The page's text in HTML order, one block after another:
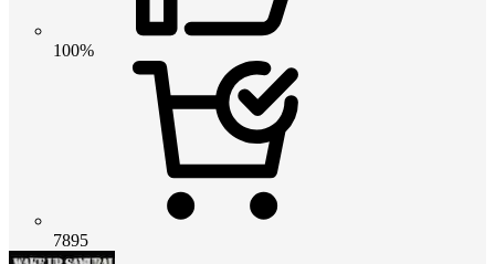
100%
7895